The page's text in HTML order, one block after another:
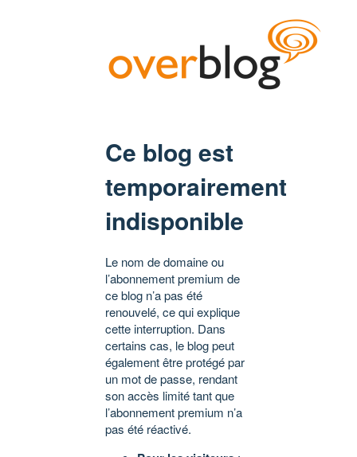
Ce blog est
temporairement
indisponible
Le nom de domaine ou
l’abonnement premium de
ce blog n’a pas été
renouvelé, ce qui explique
cette interruption. Dans
certains cas, le blog peut
également être protégé par
un mot de passe, rendant
son accès limité tant que
l’abonnement premium n’a
pas été réactivé.